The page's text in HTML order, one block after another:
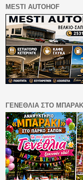
MESTI AUTOHOF
ΓΕΝΕΘΛΙΑ ΣΤΟ